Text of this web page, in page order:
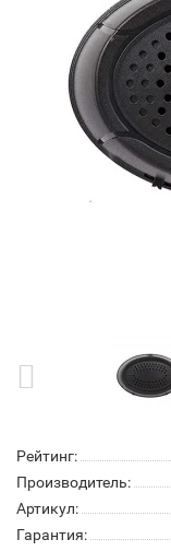
Рейтинг:
Производитель:
Артикул:
Гарантия: